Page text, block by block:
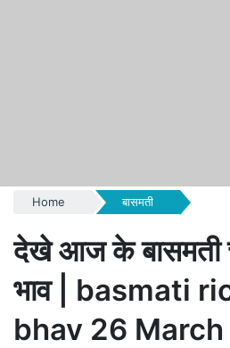
Home बासमती
देखे आज के बासमती
भाव | basmati
bhav 26